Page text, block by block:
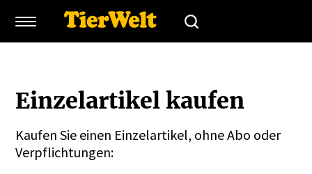
Einzelartikel kaufen
Kaufen Sie einen Einzelartikel, ohne Abo oder
Verpflichtungen: